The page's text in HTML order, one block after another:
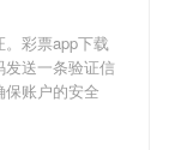
彩票app下载
送一条验证信
账户的安全